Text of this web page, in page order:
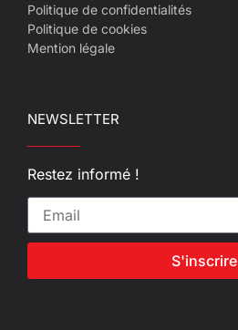
Politique de confidentialités
Politique de cookies
Mention légale
NEWSLETTER
Restez informé !
S'inscrire